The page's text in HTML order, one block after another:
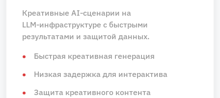
Креативные AI‑сценарии на
LLM‑инфраструктуре с быстрыми
результатами и защитой данных.
Быстрая креативная генерация
Низкая задержка для интерактива
Защита креативного контента